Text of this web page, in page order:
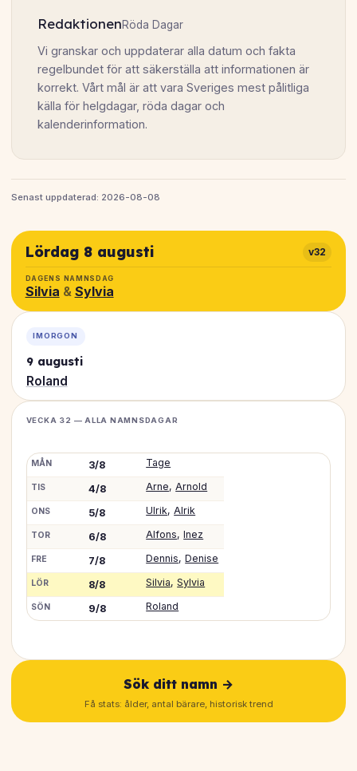
RedaktionenRöda Dagar
Vi granskar och uppdaterar alla datum och fakta
regelbundet för att säkerställa att informationen är
korrekt. Vårt mål är att vara Sveriges mest pålitliga
källa för helgdagar, röda dagar och
kalenderinformation.
Senast uppdaterad: 2026-08-08
Lördag 8 augusti v32
DAGENS NAMNSDAG
Silvia & Sylvia
IMORGON
9 augusti
Roland
VECKA 32 — ALLA NAMNSDAGAR
MÅN 3/8 Tage
TIS 4/8 Arne, Arnold
ONS 5/8 Ulrik, Alrik
TOR 6/8 Alfons,Inez
FRE 7/8 Dennis,Denise
LÖR 8/8 Silvia,Sylvia
SÖN 9/8 Roland
Sök ditt namn →
Få stats: ålder, antal bärare, historisk trend